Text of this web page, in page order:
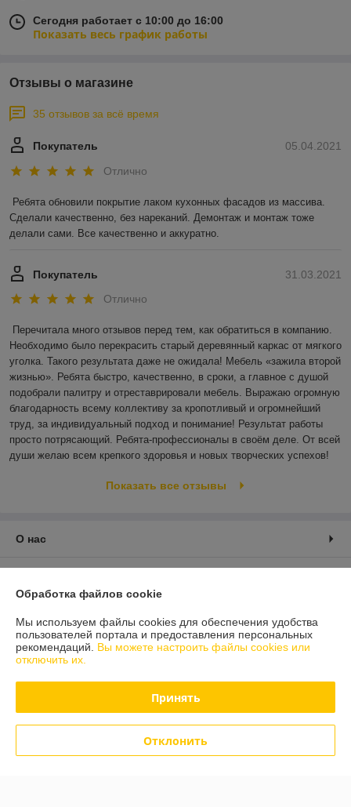
Сегодня работает с 10:00 до 16:00
Показать весь график работы
Отзывы о магазине
35 отзывов за всё время
05.04.2021
Покупатель
Отлично
Ребята обновили покрытие лаком кухонных фасадов из массива.
Сделали качественно, без нареканий. Демонтаж и монтаж тоже
делали сами. Все качественно и аккуратно.
31.03.2021
Покупатель
Отлично
Перечитала много отзывов перед тем, как обратиться в компанию.
Необходимо было перекрасить старый деревянный каркас от мягкого
уголка. Такого результата даже не ожидала! Мебель «зажила второй
жизнью». Ребята быстро, качественно, в сроки, а главное с душой
подобрали палитру и отреставрировали мебель. Выражаю огромную
благодарность всему коллективу за кропотливый и огромнейший
труд, за индивидуальный подход и понимание! Результат работы
просто потрясающий. Ребята-профессионалы в своём деле. От всей
души желаю всем крепкого здоровья и новых творческих успехов!
Показать все отзывы
О нас
График работы
Полная версия сайта
Политика обработки cookies
Сайт создан на платформе Deal.by
Обработка файлов cookie
Мы используем файлы cookies для обеспечения удобства
пользователей портала и предоставления персональных
рекомендаций. Вы можете настроить файлы cookies или
отключить их.
Принять
Отклонить